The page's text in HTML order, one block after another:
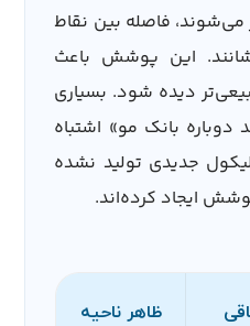
می‌شوند، فاصله بین نقاط
این پوشش باعث
دیده شود. بسیاری
دوباره بانک مو» اشتباه
جدیدی تولید نشده
ایجاد کرده‌اند.
ظاهر ناحیه